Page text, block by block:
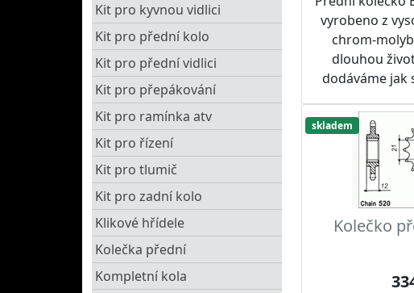
Kit pro kyvnou vidlici
Kit pro přední kolo
Kit pro přední vidlici
Kit pro přepákování
Kit pro ramínka atv
Kit pro řízení
Kit pro tlumič
Kit pro zadní kolo
Klikové hřídele
Kolečka přední
Kompletní kola
vyrobeno z
chrom-
dlouhou
dodáváme jak
spolu s RK
rozetou
SUPERSPROX
dle přání
skladem
Kolečko